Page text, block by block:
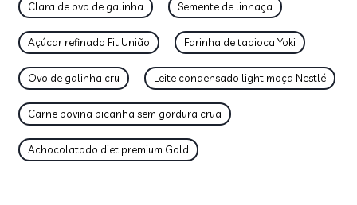
Clara de ovo de galinha Semente de linhaça
Açúcar refinado Fit União Farinha de tapioca Yoki
Ovo de galinha cru Leite condensado light moça Nestlé
Carne bovina picanha sem gordura crua
Achocolatado diet premium Gold